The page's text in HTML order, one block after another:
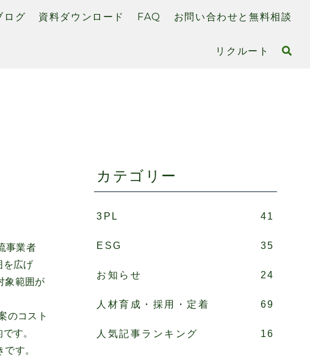
ログ 資料ダウンロード FAQ お問い合わせと無料相談
リクルート
事業者
を広げ
象範囲が
のコスト
す。
す。
カテゴリー
3PL 41
ESG 35
お知らせ 24
人材育成・採用・定着 69
人気記事ランキング 16